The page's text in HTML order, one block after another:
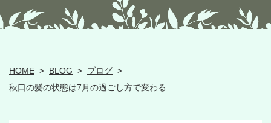
HOME > BLOG > ブログ >
秋口の髪の状態は7月の過ごし方で変わる